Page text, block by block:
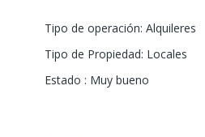
Tipo de operación: Alquileres
Tipo de Propiedad: Locales
Estado : Muy bueno